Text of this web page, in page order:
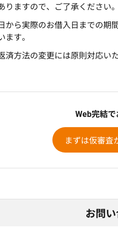
りますので、ご了承ください。
から実際のお借入日までの期
ます。
済方法の変更には原則対応い
Web完結
まずは仮審査
お問